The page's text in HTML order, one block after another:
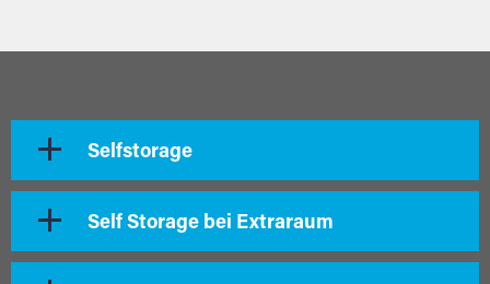
Selfstorage
Self Storage bei Extraraum